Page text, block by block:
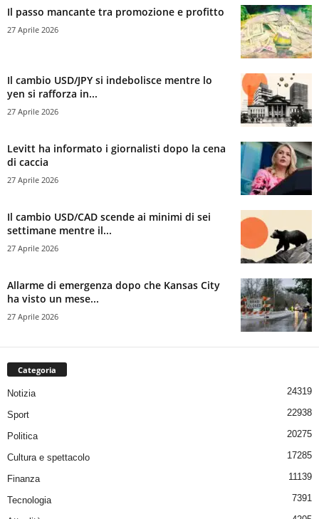
Il passo mancante tra promozione e profitto
27 Aprile 2026
Il cambio USD/JPY si indebolisce mentre lo
yen si rafforza in...
27 Aprile 2026
Levitt ha informato i giornalisti dopo la cena
di caccia
27 Aprile 2026
Il cambio USD/CAD scende ai minimi di sei
settimane mentre il...
27 Aprile 2026
Allarme di emergenza dopo che Kansas City
ha visto un mese...
27 Aprile 2026
Categoria
Notizia 24319
Sport 22938
Politica 20275
Cultura e spettacolo 17285
Finanza 11139
Tecnologia 7391